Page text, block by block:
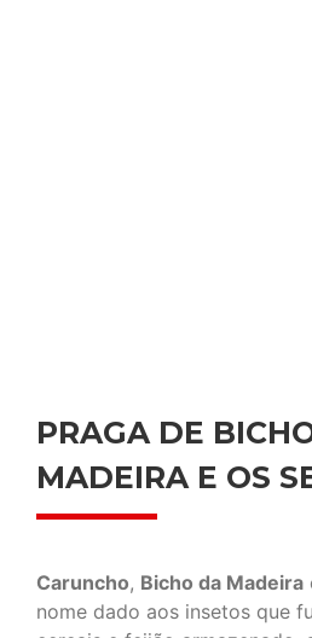
PRAGA DE
MADEIRA E OS
Caruncho, Bicho da Madeira
nome dado aos insetos que